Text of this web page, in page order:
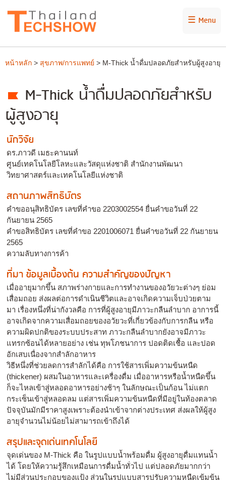
☰ Menu
หน้าหลัก > สุขภาพ/การแพทย์ > M-Thick น้ำดื่มปลอดภัยสำหรับผู้สูงอายุ
M-Thick น้ำดื่มปลอดภัยสำหรับ
ผู้สูงอายุ
นักวิจัย
ดร.ภาวดี เมธะคานนท์
ศูนย์เทคโนโลยีโลหะและวัสดุแห่งชาติ สำนักงานพัฒนา
วิทยาศาสตร์และเทคโนโลยีแห่งชาติ
สถานภาพสิทธิบัตร
คำขออนุสิทธิบัตร เลขที่คำขอ 2203002554 ยื่นคำขอวันที่ 22
กันยายน 2565
คำขอสิทธิบัตร เลขที่คำขอ 2201006071 ยื่นคำขอวันที่ 22 กันยายน
2565
ความลับทางการค้า
ที่มา ข้อมูลเบื้องต้น ความสำคัญของปัญหา
เมื่ออายุมากขึ้น สภาพร่างกายและการทำงานของอวัยวะต่างๆ ย่อม
เสื่อมถอย ส่งผลต่อการดำเนินชีวิตและอาจเกิดความเจ็บป่วยตาม
มา เรื่องหนึ่งที่น่ากังวลคือ การที่ผู้สูงอายุมีภาวะกลืนลำบาก อาการนี้
อาจเกิดจากความเสื่อมถอยของอวัยวะที่เกี่ยวข้องกับการกลืน หรือ
ความผิดปกติของระบบประสาท ภาวะกลืนลำบากยังอาจมีภาวะ
แทรกซ้อนได้หลายอย่าง เช่น ทุพโภชนาการ ปอดติดเชื้อ และปอด
อักเสบเนื่องจากสำลักอาหาร
วิธีหนึ่งที่ช่วยลดการสำลักได้คือ การใช้สารเพิ่มความข้นหนืด
(thickener) ผสมในอาหารและเครื่องดื่ม เมื่ออาหารหรือน้ำหนืดขึ้น
ก็จะไหลเข้าสู่หลอดอาหารอย่างช้าๆ ในลักษณะเป็นก้อน ไม่แตก
กระเซ็นเข้าสู่หลอดลม แต่สารเพิ่มความข้นหนืดที่มีอยู่ในท้องตลาด
ปัจจุบันมักมีราคาสูงเพราะต้องนำเข้าจากต่างประเทศ ส่งผลให้ผู้สูง
อายุจำนวนไม่น้อยไม่สามารถเข้าถึงได้
สรุปและจุดเด่นเทคโนโลยี
จุดเด่นของ M-Thick คือ ในรูปแบบน้ำพร้อมดื่ม ผู้สูงอายุดื่มแทนน้ำ
ได้ โดยให้ความรู้สึกเหมือนการดื่มน้ำทั่วไป แต่ปลอดภัยมากกว่า
ไม่มีส่วนประกอบของแป้ง ส่วนในรูปแบบสารปรับความหนืดเข้มข้น